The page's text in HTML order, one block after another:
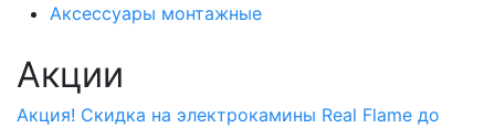
Аксессуары монтажные
Акции
Акция! Скидка на электрокамины Real Flame до